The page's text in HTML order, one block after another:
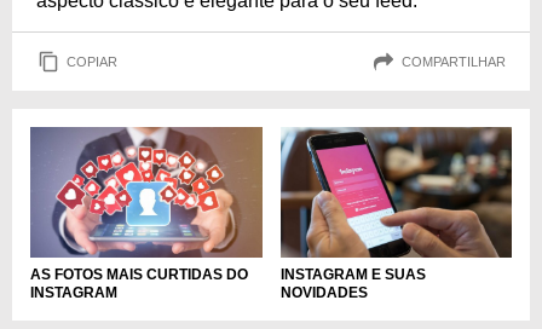
COPIAR COMPARTILHAR
AS FOTOS MAIS CURTIDAS DO
INSTAGRAM
INSTAGRAM E SUAS
NOVIDADES